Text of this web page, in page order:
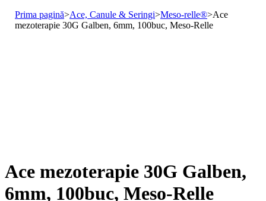
Prima pagină>Ace, Canule & Seringi>Meso-relle®>Ace
mezoterapie 30G Galben, 6mm, 100buc, Meso-Relle
Ace mezoterapie 30G Galben,
6mm, 100buc, Meso-Relle